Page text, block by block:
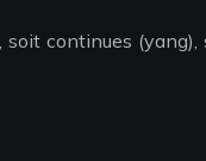
continues